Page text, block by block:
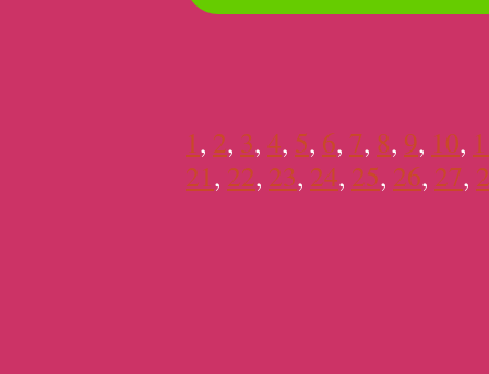
1, 2, 3, 4, 5, 6, 7, 8, 9, 10,
21, 22, 23, 24, 25, 26, 27,